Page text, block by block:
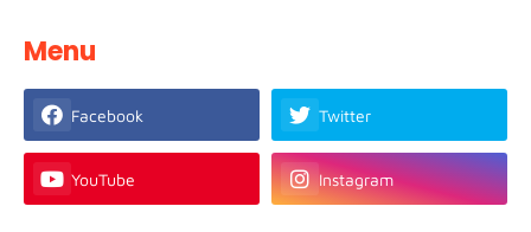
Menu
Facebook Twitter
YouTube Instagram